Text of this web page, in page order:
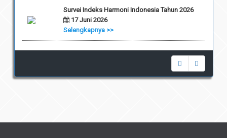
Survei Indeks Harmoni Indonesia Tahun 2026
17 Juni 2026
Selengkapnya >>